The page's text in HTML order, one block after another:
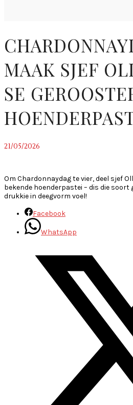
MAAK SJEF
SE
21/05/2026
Om Chardonnaydag te vier, deel sjef
bekende hoenderpastei – dis die soort
drukkie in deegvorm voel!
Facebook
WhatsApp